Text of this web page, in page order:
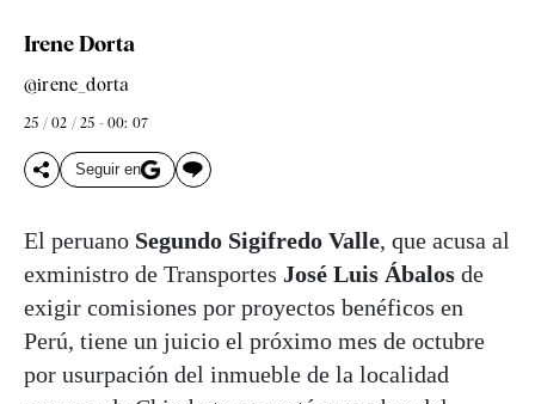
Irene Dorta
@irene_dorta
25 / 02 / 25 - 00: 07
Seguir en
El peruano Segundo Sigifredo Valle, que acusa al
exministro de Transportes José Luis Ábalos de
exigir comisiones por proyectos benéficos en
Perú, tiene un juicio el próximo mes de octubre
por usurpación del inmueble de la localidad